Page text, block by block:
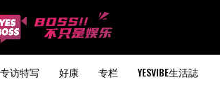
专访特写 好康 专栏 YESVIBE生活誌